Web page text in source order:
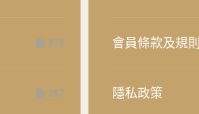
276
267
會員條款及規則
隱私政策